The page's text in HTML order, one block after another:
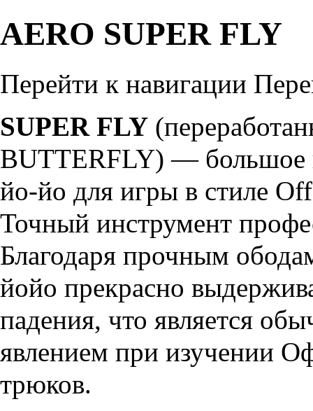
AERO SUPER FLY
Перейти к навигации
SUPER FLY
BUTTERFLY) — большое
йо-йо для игры в стиле
Точный инструмент
Благодаря прочным
йойо прекрасно
падения, что является
явлением при изучении
трюков.